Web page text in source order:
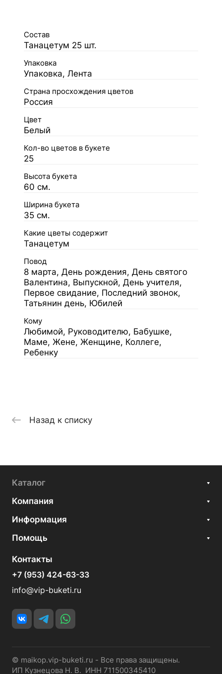
Состав
Танацетум 25 шт.
Упаковка
Упаковка, Лента
Страна просхождения цветов
Россия
Цвет
Белый
Кол-во цветов в букете
25
Высота букета
60 см.
Ширина букета
35 см.
Какие цветы содержит
Танацетум
Повод
8 марта, День рождения, День святого
Валентина, Выпускной, День учителя,
Первое свидание, Последний звонок,
Татьянин день, Юбилей
Кому
Любимой, Руководителю, Бабушке,
Маме, Жене, Женщине, Коллеге,
Ребенку
Назад к списку
Каталог
Компания
Информация
Помощь
Контакты
+7 (953) 424-63-33
info@vip-buketi.ru
© maikop.vip-buketi.ru - Все права защищены.
ИП Кузнецова Н. В. ИНН 711500345410